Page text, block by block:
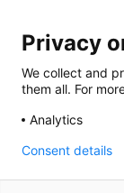
Privacy
We collect and
them all. For
Analytics
Consent details